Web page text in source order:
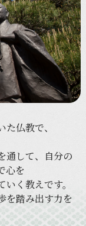
た仏教で、
通して、
自分の
心を
いく 教えです。
を踏み出す力を